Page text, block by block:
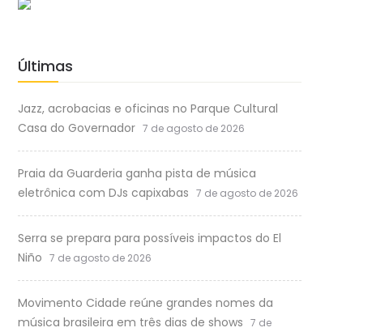
Últimas
Jazz, acrobacias e oficinas no Parque Cultural
Casa do Governador 7 de agosto de 2026
Praia da Guarderia ganha pista de música
eletrônica com DJs capixabas 7 de agosto de 2026
Serra se prepara para possíveis impactos do El
Niño 7 de agosto de 2026
Movimento Cidade reúne grandes nomes da
música brasileira em três dias de shows 7 de